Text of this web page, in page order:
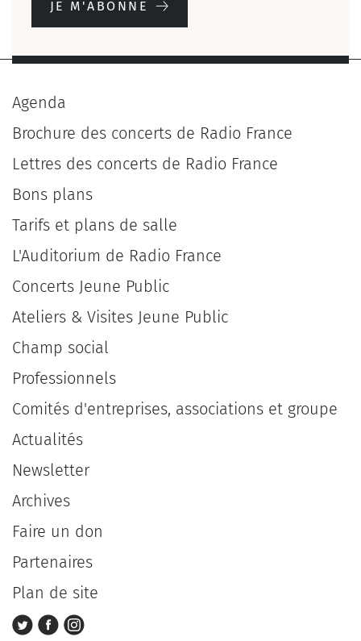
JE M'ABONNE
Agenda
Brochure des concerts de Radio France
Lettres des concerts de Radio France
Bons plans
Tarifs et plans de salle
L'Auditorium de Radio France
Concerts Jeune Public
Ateliers & Visites Jeune Public
Champ social
Professionnels
Comités d'entreprises, associations et groupe
Actualités
Newsletter
Archives
Faire un don
Partenaires
Plan de site